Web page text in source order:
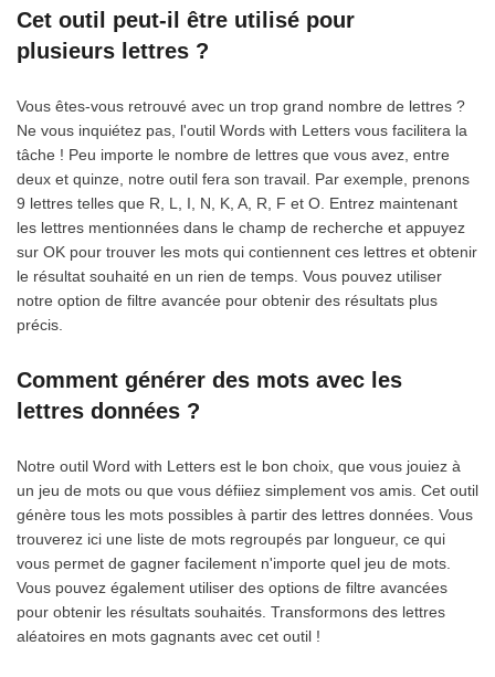
Cet outil peut-il être utilisé pour
plusieurs lettres ?
Vous êtes-vous retrouvé avec un trop grand nombre de lettres ?
Ne vous inquiétez pas, l'outil Words with Letters vous facilitera la
tâche ! Peu importe le nombre de lettres que vous avez, entre
deux et quinze, notre outil fera son travail. Par exemple, prenons
9 lettres telles que R, L, I, N, K, A, R, F et O. Entrez maintenant
les lettres mentionnées dans le champ de recherche et appuyez
sur OK pour trouver les mots qui contiennent ces lettres et obtenir
le résultat souhaité en un rien de temps. Vous pouvez utiliser
notre option de filtre avancée pour obtenir des résultats plus
précis.
Comment générer des mots avec les
lettres données ?
Notre outil Word with Letters est le bon choix, que vous jouiez à
un jeu de mots ou que vous défiiez simplement vos amis. Cet outil
génère tous les mots possibles à partir des lettres données. Vous
trouverez ici une liste de mots regroupés par longueur, ce qui
vous permet de gagner facilement n'importe quel jeu de mots.
Vous pouvez également utiliser des options de filtre avancées
pour obtenir les résultats souhaités. Transformons des lettres
aléatoires en mots gagnants avec cet outil !